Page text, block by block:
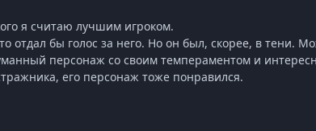
я считаю лучшим игроком.
отдал бы голос за него. Но он был, скорее, в тени.
персонаж со своим темпераментом и
его персонаж тоже понравился.